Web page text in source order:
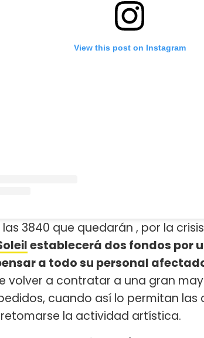
View this post on Instagram
3840 que quedarán , por la
establecerá dos fondos por
a todo su personal
volver a contratar a una gran
cuando así lo permitan
la actividad artística.